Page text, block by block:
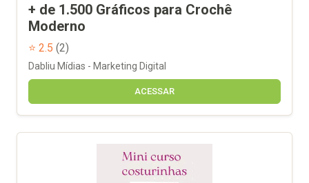
+ de 1.500 Gráficos para Crochê
Moderno
⭐ 2.5 (2)
Dabliu Mídias - Marketing Digital
ACESSAR